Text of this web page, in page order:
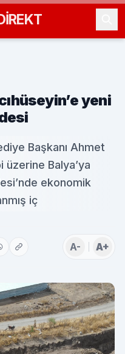
yeni
Başkanı Ahmet
üzerine Balya’ya
ekonomik
iç
A- A+